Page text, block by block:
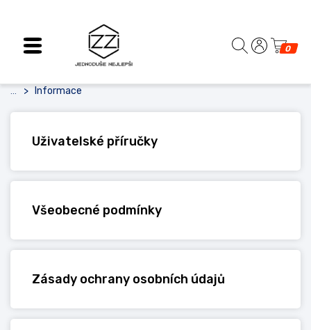
0
Informace
Uživatelské příručky
Všeobecné podmínky
Zásady ochrany osobních údajů